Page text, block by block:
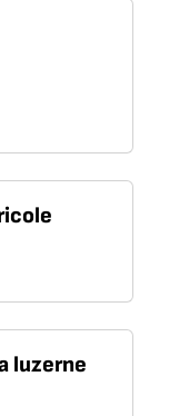
luzerne